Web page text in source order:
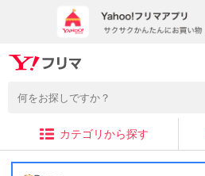
カテゴリから探す